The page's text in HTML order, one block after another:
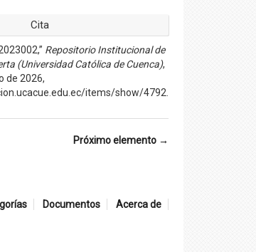
Cita
Repositorio Institucional de
(Universidad Católica de Cuenca),
de 2026,
items/show/4792.
Próximo elemento →
Documentos Acerca de